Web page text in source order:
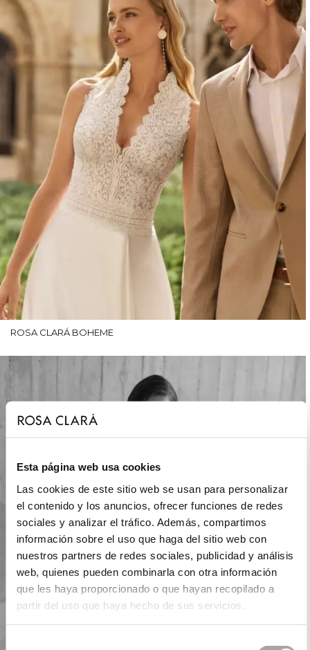
Esta página web usa cookies
Las cookies de este sitio web se usan para personalizar
el contenido y los anuncios, ofrecer funciones de redes
sociales y analizar el tráfico. Además, compartimos
información sobre el uso que haga del sitio web con
nuestros partners de redes sociales, publicidad y análisis
web, quienes pueden combinarla con otra información
que les haya proporcionado o que hayan recopilado a
partir del uso que haya hecho de sus servicios.
ROSA CLARÁ BOHEME